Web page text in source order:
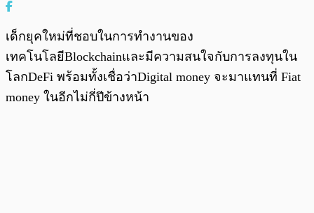
เด็กยุคใหม่ที่ชอบในการทำงานของ
เทคโนโลยีBlockchainและมีความสนใจกับการลงทุนใน
โลกDeFi พร้อมทั้งเชื่อว่าDigital money จะมาแทนที่ Fiat
money ในอีกไม่กี่ปีข้างหน้า